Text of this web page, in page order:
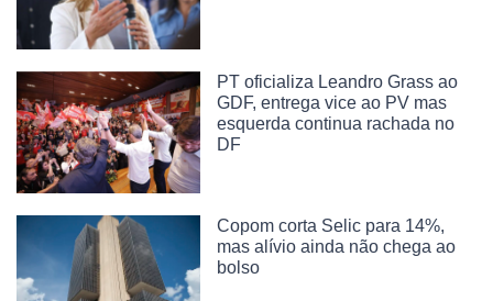
PT oficializa Leandro Grass ao
GDF, entrega vice ao PV mas
esquerda continua rachada no
DF
Copom corta Selic para 14%,
mas alívio ainda não chega ao
bolso